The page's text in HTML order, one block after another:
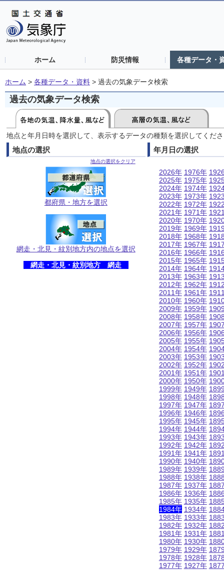
ホーム 防災情報 各種データ・
ホーム > 各種データ・資料 > 過去の気象データ検索
過去の気象データ検索
地点と年月日時を選択して、表示するデータの種類を選択してくだ
地点の選択
地点の選択をクリア
都府県・地方を選択
網走・北見・紋別地方内の地点を選択
網走・北見・紋別地方 網走
年月日の選択
2026年
2025年
2024年
2023年
2022年
2021年
2020年
2019年
2018年
2017年
2016年
2015年
2014年
2013年
2012年
2011年
2010年
2009年
2008年
2007年
2006年
2005年
2004年
2003年
2002年
2001年
2000年
1999年
1998年
1997年
1996年
1995年
1994年
1993年
1992年
1991年
1990年
1989年
1988年
1987年
1986年
1985年
1984年
1983年
1982年
1981年
1980年
1979年
1978年
1977年
1976年
1975年
1974年
1973年
1972年
1971年
1970年
1969年
1968年
1967年
1966年
1965年
1964年
1963年
1962年
1961年
1960年
1959年
1958年
1957年
1956年
1955年
1954年
1953年
1952年
1951年
1950年
1949年
1948年
1947年
1946年
1945年
1944年
1943年
1942年
1941年
1940年
1939年
1938年
1937年
1936年
1935年
1934年
1933年
1932年
1931年
1930年
1929年
1928年
1927年